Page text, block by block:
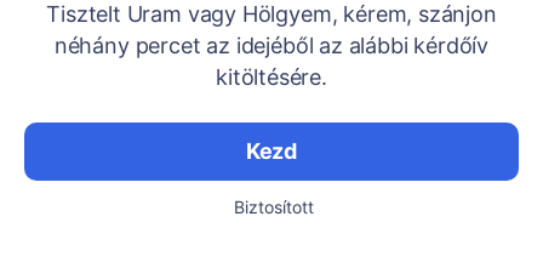
Tisztelt Uram vagy Hölgyem, kérem, szánjon
néhány percet az idejéből az alábbi kérdőív
kitöltésére.
Kezd
Biztosított